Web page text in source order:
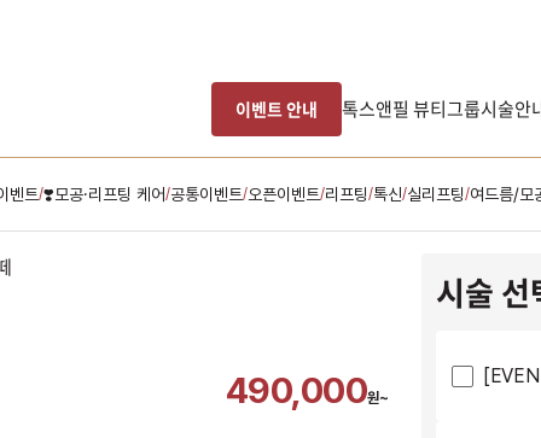
이벤트 안내 톡스앤필 뷰티그룹시술안
벤트/❣️모공·리프팅 케어/공통이벤트/오픈이벤트/리프팅/톡신/실리프팅/여드름/모
490,000원~
시술 선